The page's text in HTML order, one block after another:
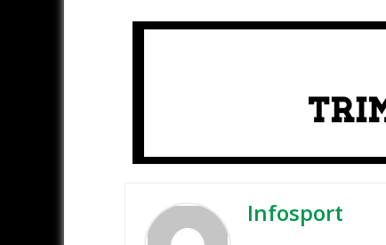
Infosport